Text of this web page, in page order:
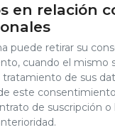
en relación
puede retirar su
cuando el mismo
tratamiento de sus
este
de suscripción o